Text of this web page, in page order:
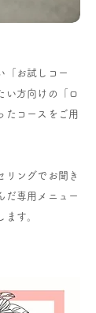
「お試しコー
い方向けの「ロ
たコースをご用
リングでお聞き
だ専用メニュー
ます。